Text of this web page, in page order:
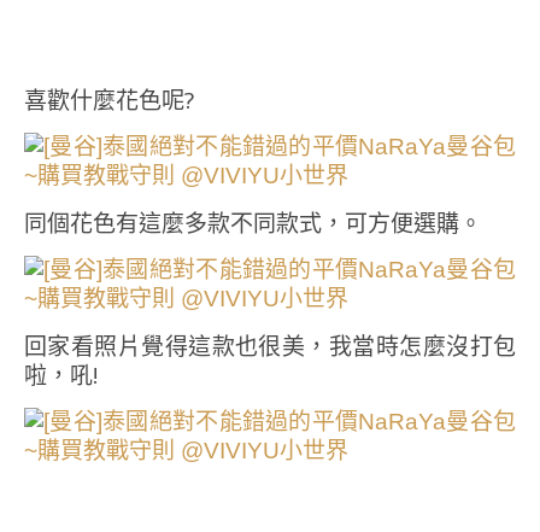
喜歡什麼花色呢?
同個花色有這麼多款不同款式，可方便選購。
回家看照片覺得這款也很美，我當時怎麼沒打包
啦，吼!